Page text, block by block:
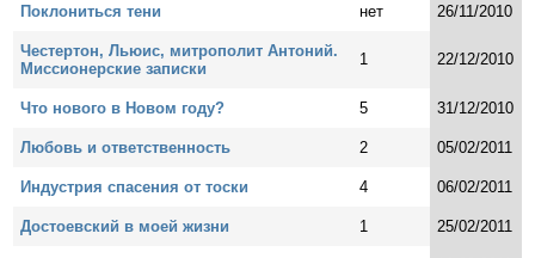
Поклониться тени нет 26/11/2010
Честертон, Льюис, митрополит Антоний.
Миссионерские записки
1 22/12/2010
Что нового в Новом году? 5 31/12/2010
Любовь и ответственность 2 05/02/2011
Индустрия спасения от тоски 4 06/02/2011
Достоевский в моей жизни 1 25/02/2011